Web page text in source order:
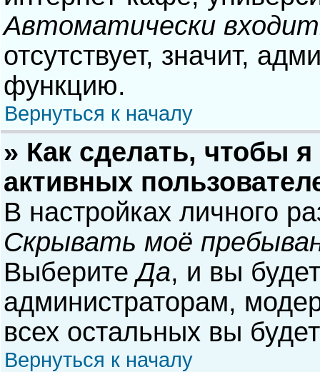
Автоматически
отсутствует, значит,
функцию.
Вернуться к началу
» Как сделать, чтобы
активных
В настройках личного
Скрывать моё
ВыберитеДа, и вы
администраторам,
всех остальных вы
Вернуться к началу